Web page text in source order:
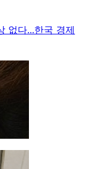
없다...한국 경제